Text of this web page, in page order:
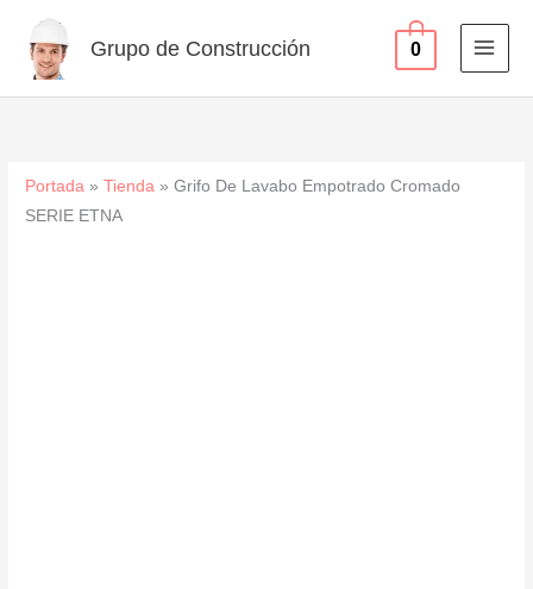
contenido
Grupo de Construcción 0
Portada »Tienda »Grifo De Lavabo Empotrado Cromado
SERIE ETNA
ETNA
cantidad